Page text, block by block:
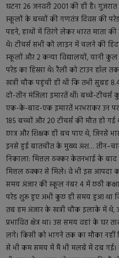
घटना 26 जनवरी 2001 की ही है।
स्कूलों के बच्चों की गणतंत्र दिवस की
पहने, हाथों में तिरंगे लेकर भारत माता
थे। टीचर्स सभी को लाइन में चलने की
स्कूलों और 2 कन्या विद्यालयों, यानी
परेड का हिस्सा थे। रैली को टाउन हॉल
खत्री चौक पहुंची ही थी कि तभी सुबह
दो-तीन मंजिला इमारतें थीं। बच्चे-
एक-के-बाद-एक इमारतें भरभराकर उन
185 बच्चों और 20 टीचर्स की मौत हो
छात्र और शिक्षक ही बच पाए थे, जिनसे
इनसे हुई बातचीत के मुख्य अंश…
निकाला: मित्तल ठक्कर केतनभाई के बाद
मित्तल ठक्कर से मिले। वे भी इस आपदा
समय अंजार की स्कूल नंबर 4 में छठी कक्षा
परेड शुरू हुए अभी कुछ ही समय हुआ
तब हम अंजार के खत्री चौक इलाके में थे,
प्रभावित क्षेत्र था। उस समय वहां के घर
लगे। किसी को भागने तक का मौका
से भी कम समय में मैं भी मलबे में दब